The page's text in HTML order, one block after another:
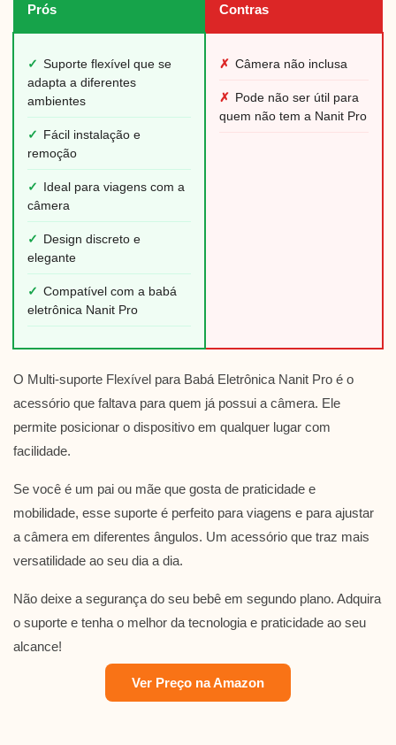
Prós Contras
✓ Suporte flexível que se
adapta a diferentes
ambientes
✓
Fácil instalação e
remoção
✓
Ideal para viagens com a
câmera
✓
Design discreto e
elegante
✓ Compatível com a babá
eletrônica Nanit Pro
✗ Câmera não inclusa
✗ Pode não ser útil para
quem não tem a Nanit Pro
O Multi-suporte Flexível para Babá Eletrônica Nanit Pro é o
acessório que faltava para quem já possui a câmera. Ele
permite posicionar o dispositivo em qualquer lugar com
facilidade.
Se você é um pai ou mãe que gosta de praticidade e
mobilidade, esse suporte é perfeito para viagens e para ajustar
a câmera em diferentes ângulos. Um acessório que traz mais
versatilidade ao seu dia a dia.
Não deixe a segurança do seu bebê em segundo plano. Adquira
o suporte e tenha o melhor da tecnologia e praticidade ao seu
alcance!
Ver Preço na Amazon